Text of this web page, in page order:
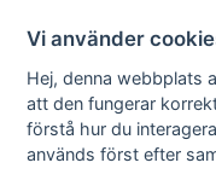
Vi använder
Hej, denna webbplats
att den fungerar
förstå hur du
används först efter